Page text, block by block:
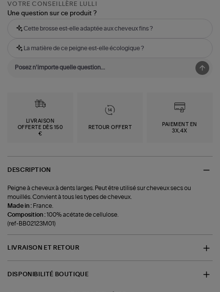
VOTRE CONSEILLÈRE LULLI
Une question sur ce produit ?
Cette brosse est-elle adaptée aux cheveux fins ?
La matière de ce peigne est-elle écologique ?
LIVRAISON
OFFERTE DÈS 150
€
RETOUR OFFERT
PAIEMENT EN
3X,4X
DESCRIPTION
Peigne à cheveux à dents larges. Peut être utilisé sur cheveux secs ou
mouillés. Convient à tous les types de cheveux.
Made in : France.
Composition :100% acétate de cellulose.
(ref-BB02123M01)
LIVRAISON ET RETOUR
DISPONIBILITÉ BOUTIQUE